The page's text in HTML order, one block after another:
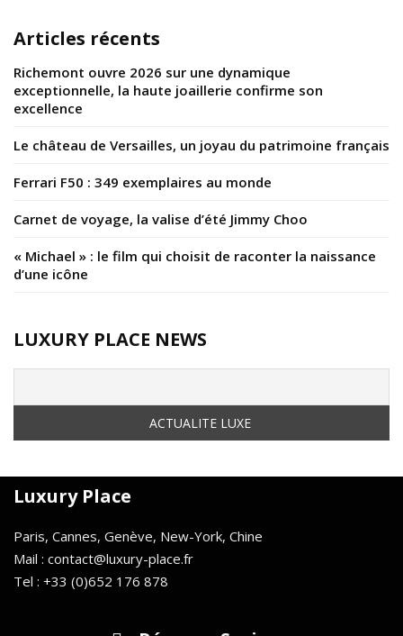
Articles récents
Richemont ouvre 2026 sur une dynamique
exceptionnelle, la haute joaillerie confirme son
excellence
Le château de Versailles, un joyau du patrimoine français
Ferrari F50 : 349 exemplaires au monde
Carnet de voyage, la valise d’été Jimmy Choo
« Michael » : le film qui choisit de raconter la naissance
d’une icône
LUXURY PLACE NEWS
Luxury Place
Paris, Cannes, Genève, New-York, Chine
Mail : contact@luxury-place.fr
Tel : +33 (0)652 176 878